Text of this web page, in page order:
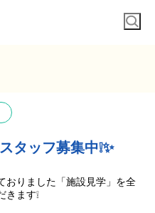
タッフ募集中❕✨
おりました「施設見学」を全
ます❕